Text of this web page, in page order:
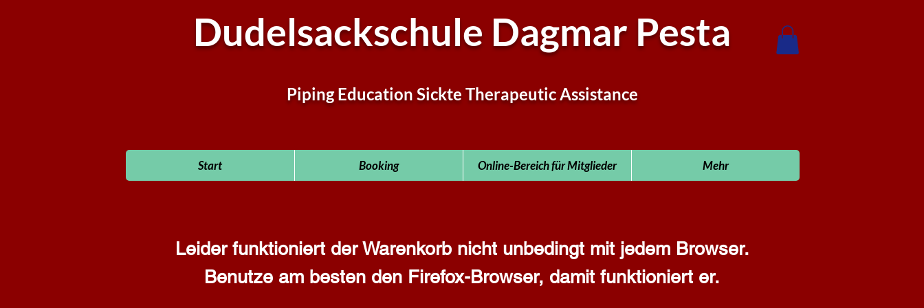
Dudelsackschule Dagmar Pesta
Piping Education Sickte Therapeutic Assistance
Start Booking Online-Bereich für Mitglieder Mehr
Leiderfunktioniert der Warenkorb nicht unbedingt mit jedem Browser.
Benutze am besten den Firefox-Browser, damit funktioniert er.